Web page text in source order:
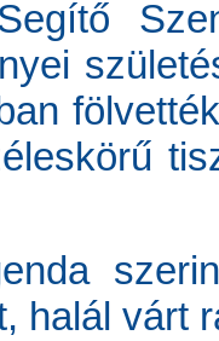
halál várt